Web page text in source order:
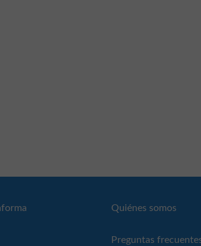
Quiénes somos
Preguntas